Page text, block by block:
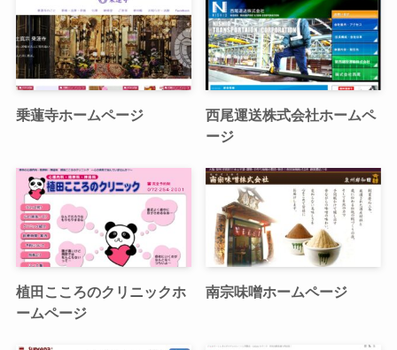
乗蓮寺ホームページ
西尾運送株式会社ホームペ
ージ
植田こころのクリニックホ
ームページ
南宗味噌ホームページ